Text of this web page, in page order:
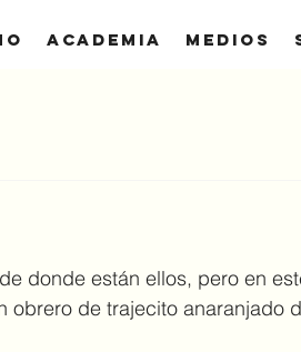
Academia Medios
donde están ellos, pero en
obrero de trajecito anaranjado